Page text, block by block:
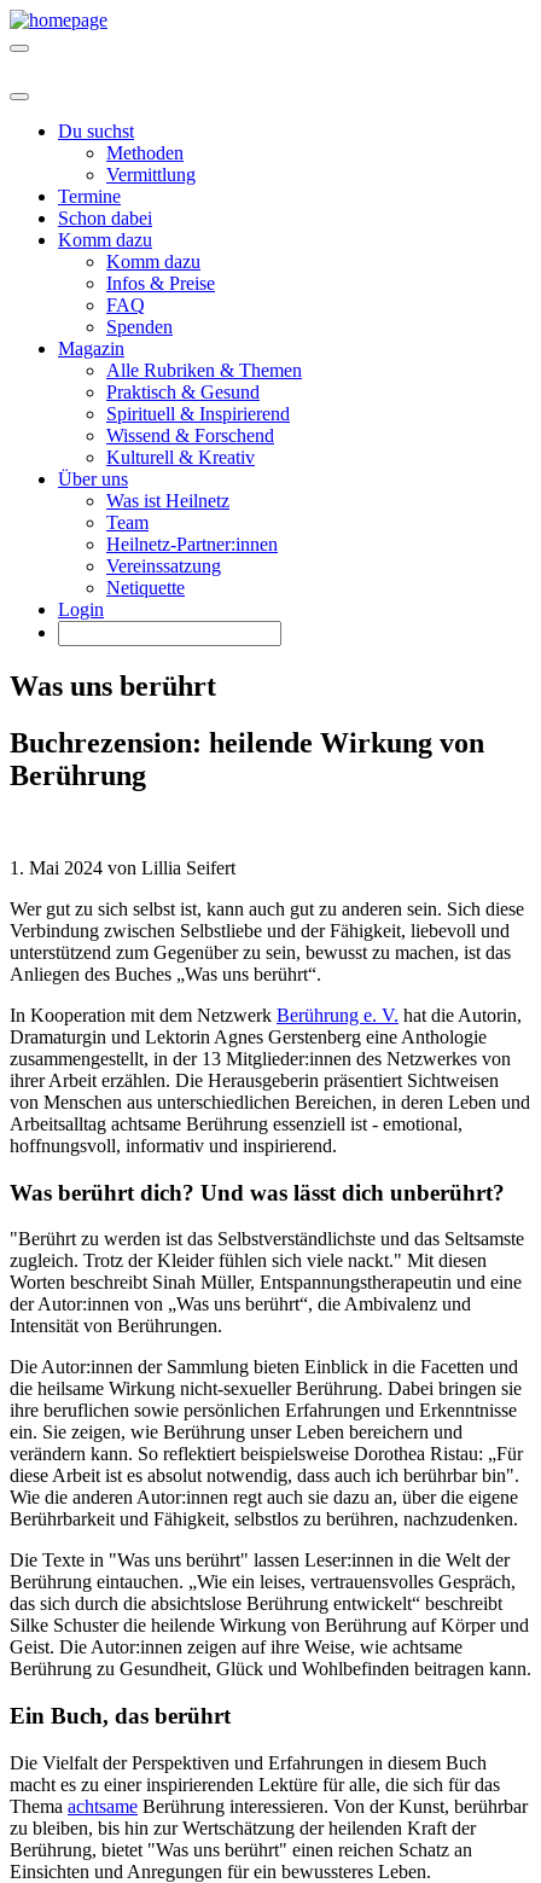
Du suchst
Methoden
Vermittlung
Termine
Schon dabei
Komm dazu
Komm dazu
Infos & Preise
FAQ
Spenden
Magazin
Alle Rubriken & Themen
Praktisch & Gesund
Spirituell & Inspirierend
Wissend & Forschend
Kulturell & Kreativ
Über uns
Was ist Heilnetz
Team
Heilnetz-Partner:innen
Vereinssatzung
Netiquette
Login
Was uns berührt
Buchrezension: heilende Wirkung von
Berührung
1. Mai 2024 von Lillia Seifert
Wer gut zu sich selbst ist, kann auch gut zu anderen sein. Sich diese
Verbindung zwischen Selbstliebe und der Fähigkeit, liebevoll und
unterstützend zum Gegenüber zu sein, bewusst zu machen, ist das
Anliegen des Buches „Was uns berührt“.
In Kooperation mit dem Netzwerk Berührung e. V. hat die Autorin,
Dramaturgin und Lektorin Agnes Gerstenberg eine Anthologie
zusammengestellt, in der 13 Mitglieder:innen des Netzwerkes von
ihrer Arbeit erzählen. Die Herausgeberin präsentiert Sichtweisen
von Menschen aus unterschiedlichen Bereichen, in deren Leben und
Arbeitsalltag achtsame Berührung essenziell ist - emotional,
hoffnungsvoll, informativ und inspirierend.
Was berührt dich? Und was lässt dich unberührt?
"Berührt zu werden ist das Selbstverständlichste und das Seltsamste
zugleich. Trotz der Kleider fühlen sich viele nackt." Mit diesen
Worten beschreibt Sinah Müller, Entspannungstherapeutin und eine
der Autor:innen von „Was uns berührt“, die Ambivalenz und
Intensität von Berührungen.
Die Autor:innen der Sammlung bieten Einblick in die Facetten und
die heilsame Wirkung nicht-sexueller Berührung. Dabei bringen sie
ihre beruflichen sowie persönlichen Erfahrungen und Erkenntnisse
ein. Sie zeigen, wie Berührung unser Leben bereichern und
verändern kann. So reflektiert beispielsweise Dorothea Ristau: „Für
diese Arbeit ist es absolut notwendig, dass auch ich berührbar bin".
Wie die anderen Autor:innen regt auch sie dazu an, über die eigene
Berührbarkeit und Fähigkeit, selbstlos zu berühren, nachzudenken.
Die Texte in "Was uns berührt" lassen Leser:innen in die Welt der
Berührung eintauchen. „Wie ein leises, vertrauensvolles Gespräch,
das sich durch die absichtslose Berührung entwickelt“ beschreibt
Silke Schuster die heilende Wirkung von Berührung auf Körper und
Geist. Die Autor:innen zeigen auf ihre Weise, wie achtsame
Berührung zu Gesundheit, Glück und Wohlbefinden beitragen kann.
Ein Buch, das berührt
Die Vielfalt der Perspektiven und Erfahrungen in diesem Buch
macht es zu einer inspirierenden Lektüre für alle, die sich für das
Thema achtsame Berührung interessieren. Von der Kunst, berührbar
zu bleiben, bis hin zur Wertschätzung der heilenden Kraft der
Berührung, bietet "Was uns berührt" einen reichen Schatz an
Einsichten und Anregungen für ein bewussteres Leben.